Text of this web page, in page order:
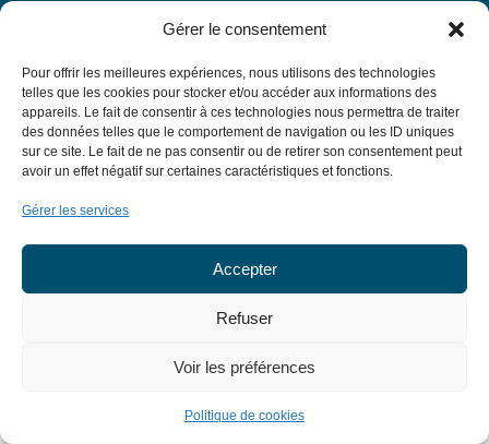
Gérer le consentement
Pour offrir les meilleures expériences, nous utilisons des technologies
telles que les cookies pour stocker et/ou accéder aux informations des
appareils. Le fait de consentir à ces technologies nous permettra de traiter
des données telles que le comportement de navigation ou les ID uniques
sur ce site. Le fait de ne pas consentir ou de retirer son consentement peut
avoir un effet négatif sur certaines caractéristiques et fonctions.
Gérer les services
Accepter
Refuser
Voir les préférences
Politique de cookies